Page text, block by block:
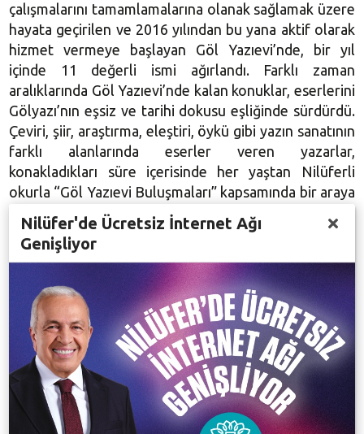
çalışmalarını tamamlamalarına olanak sağlamak üzere
hayata geçirilen ve 2016 yılından bu yana aktif olarak
hizmet vermeye başlayan Göl Yazıevi’nde, bir yıl
içinde 11 değerli ismi ağırlandı. Farklı zaman
aralıklarında Göl Yazıevi’nde kalan konuklar, eserlerini
Gölyazı’nın eşsiz ve tarihi dokusu eşliğinde sürdürdü.
Çeviri, şiir, araştırma, eleştiri, öykü gibi yazın sanatının
farklı alanlarında eserler veren yazarlar,
konakladıkları süre içerisinde her yaştan Nilüferli
okurla “Göl Yazıevi Buluşmaları” kapsamında bir araya
geldi ve onlarla deneyimlerini paylaşma olanağı da
buldu.
Göl Yazıevi’nde kalarak çalışmalarını sürdürmek
isteyen yazar, senaryo yazarı, şair, editör, çevirmen,
araştırmacı ve akademisyenler 30 Eylül 2017 tarihine
kadar
http://golyazievi.nilufer.bel.tr/basvuru
adresinden başvuruda bulunabiliyor. Göl Yazıevi Seçici
Kurulu’nun değerlendirmesinin ardından, her yıl ekim
ayının ilk haftası konaklama takvimi belirleniyor ve
Nilüfer'de Ücretsiz İnternet Ağı
Genişliyor